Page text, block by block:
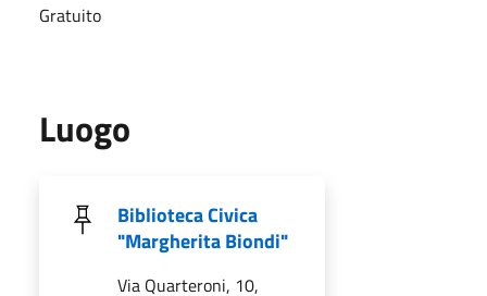
Gratuito
Luogo
Biblioteca Civica
"Margherita Biondi"
Via Quarteroni, 10,